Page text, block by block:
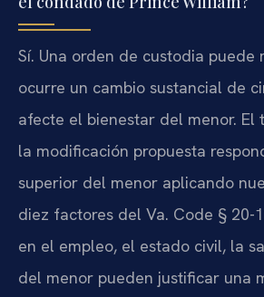
Sí. Una orden de custodia puede
ocurre un cambio sustancial de
afecte el bienestar del menor. El
la modificación propuesta
superior del menor aplicando
diez factores del Va. Code § 20-
en el empleo, el estado civil, la
del menor pueden justificar una